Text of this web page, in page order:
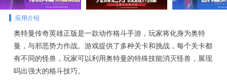
应用介绍
奥特曼传奇英雄正版是一款动作格斗手游，玩家将化身为奥特
曼，与邪恶势力作战。游戏提供了多种关卡和挑战，每个关卡都
有不同的怪兽，玩家可以利用奥特曼的特殊技能消灭怪兽，展现
吗出强大的格斗技巧。